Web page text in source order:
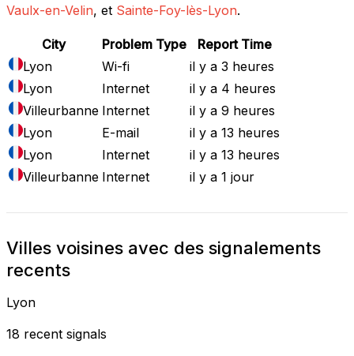
Vaulx-en-Velin, et Sainte-Foy-lès-Lyon.
City Problem Type
Report Time
Lyon
Wi-fi
il y a 3 heures
Lyon
Internet
il y a 4 heures
Villeurbanne Internet
il y a 9 heures
Lyon
E-mail
il y a 13 heures
Lyon
Internet
il y a 13 heures
Villeurbanne Internet il y a 1 jour
Villes voisines avec des signalements
recents
Lyon
18 recent signals